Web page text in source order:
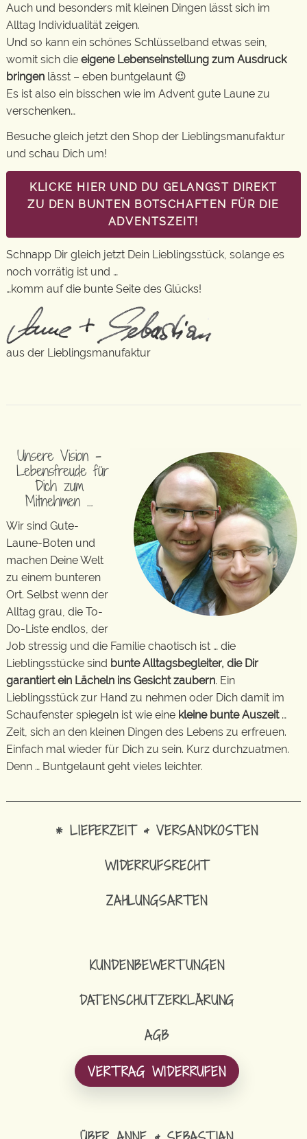
Auch und besonders mit kleinen Dingen lässt sich im
Alltag Individualität zeigen.
Und so kann ein schönes Schlüsselband etwas sein,
womit sich die eigene Lebenseinstellung zum Ausdruck
bringen lässt – eben buntgelaunt 😉
Es ist also ein bisschen wie im Advent gute Laune zu
verschenken…
Besuche gleich jetzt den Shop der Lieblingsmanufaktur
und schau Dich um!
KLICKE HIER UND DU GELANGST DIREKT
ZU DEN BUNTEN BOTSCHAFTEN FÜR DIE
ADVENTSZEIT!
Schnapp Dir gleich jetzt Dein Lieblingsstück, solange es
noch vorrätig ist und …
…komm auf die bunte Seite des Glücks!
aus der Lieblingsmanufaktur
Unsere Vision –
Lebensfreude für
Dich zum
Mitnehmen …
Wir sind Gute-
Laune-Boten und
machen Deine Welt
zu einem bunteren
Ort. Selbst wenn der
Alltag grau, die To-
Do-Liste endlos, der
Job stressig und die Familie chaotisch ist … die
Lieblingsstücke sind bunte Alltagsbegleiter, die Dir
garantiert ein Lächeln ins Gesicht zaubern. Ein
Lieblingsstück zur Hand zu nehmen oder Dich damit im
Schaufenster spiegeln ist wie eine kleine bunte Auszeit…
Zeit, sich an den kleinen Dingen des Lebens zu erfreuen.
Einfach mal wieder für Dich zu sein. Kurz durchzuatmen.
Denn … Buntgelaunt geht vieles leichter.
* LIEFERZEIT & VERSANDKOSTEN
WIDERRUFSRECHT
ZAHLUNGSARTEN
KUNDENBEWERTUNGEN
DATENSCHUTZERKLÄRUNG
AGB
VERTRAG WIDERRUFEN